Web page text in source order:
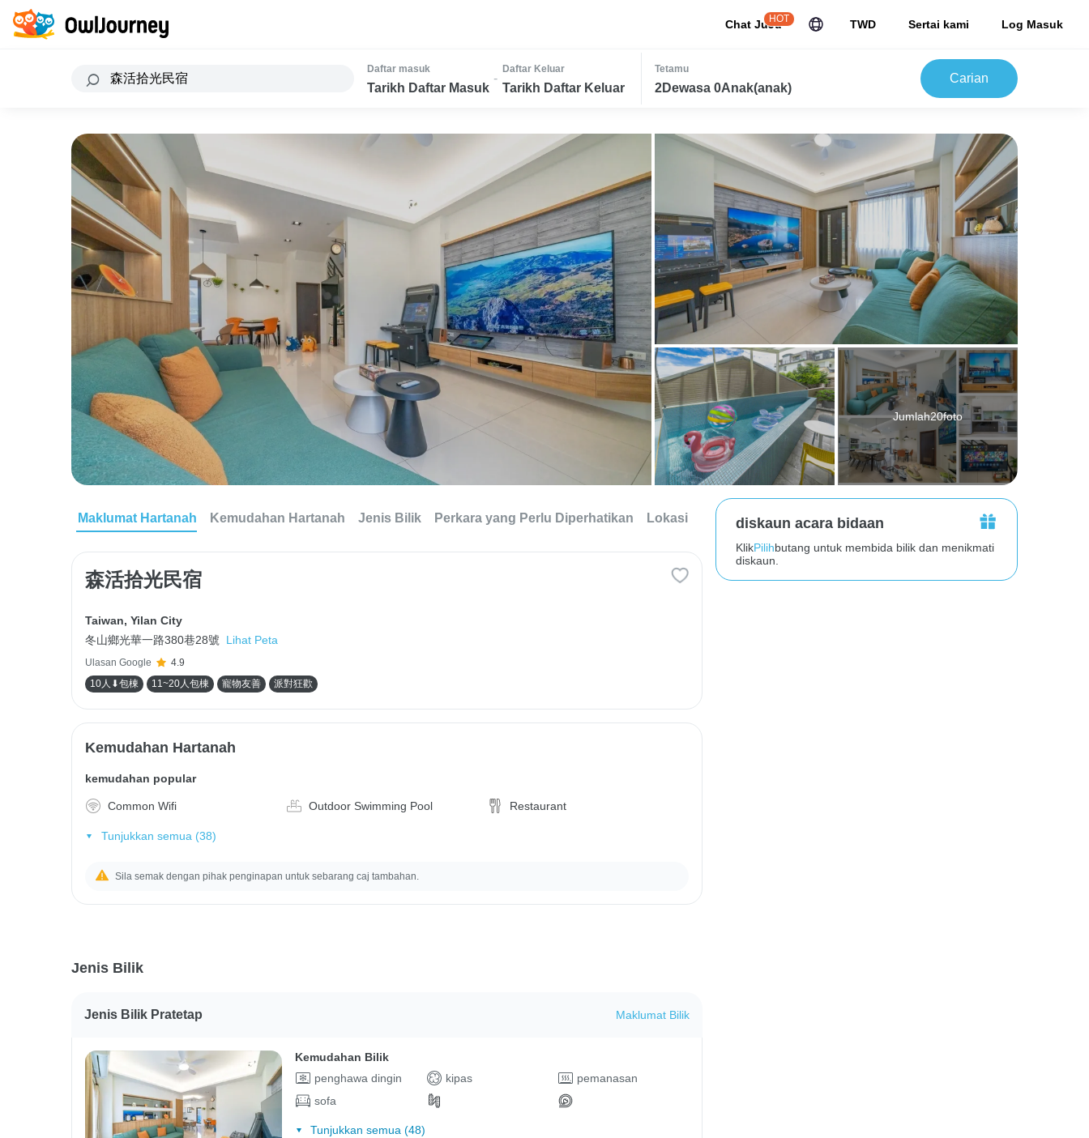
Chat JuJu
HOT TWD Sertai kami Log Masuk
Daftar masuk
Tarikh Daftar Masuk
-
Daftar Keluar
Tarikh Daftar Keluar
Tetamu
2Dewasa 0Anak(anak)
Carian
Jumlah20foto
Maklumat Hartanah Kemudahan Hartanah Jenis Bilik Perkara yang Perlu Diperhatikan Lokasi
森活拾光民宿
Taiwan, Yilan City
冬山鄉光華一路380巷28號
Lihat Peta
Ulasan Google
4.9
10人⬇包棟
11~20人包棟 寵物友善 派對狂歡
Kemudahan Hartanah
kemudahan popular
Common Wifi Outdoor Swimming Pool Restaurant
Tunjukkan semua (38)
Sila semak dengan pihak penginapan untuk sebarang caj tambahan.
Jenis Bilik
Jenis Bilik Pratetap Maklumat Bilik
Kemudahan Bilik
penghawa dingin
kipas
pemanasan
sofa
Tunjukkan semua (48)
diskaun acara bidaan
KlikPilihbutang untuk membida bilik dan menikmati
diskaun.